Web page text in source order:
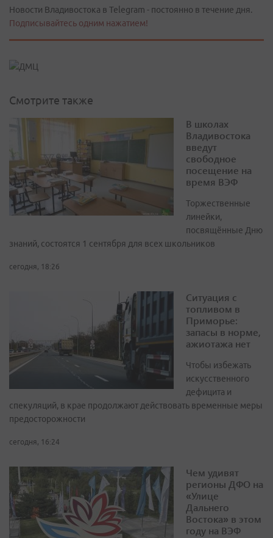
Новости Владивостока в Telegram - постоянно в течение дня.
Подписывайтесь одним нажатием!
Смотрите также
В школах
Владивостока
введут
свободное
посещение на
время ВЭФ
Торжественные
линейки,
посвящённые Дню
знаний, состоятся 1 сентября для всех школьников
сегодня, 18:26
Ситуация с
топливом в
Приморье:
запасы в норме,
ажиотажа нет
Чтобы избежать
искусственного
дефицита и
спекуляций, в крае продолжают действовать временные меры
предосторожности
сегодня, 16:24
Чем удивят
регионы ДФО на
«Улице
Дальнего
Востока» в этом
году на ВЭФ